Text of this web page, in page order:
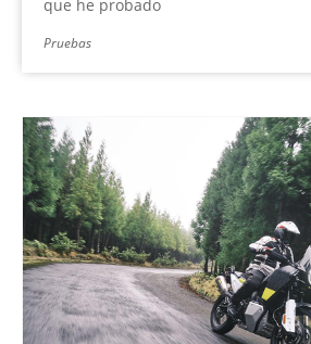
que he probado
Pruebas